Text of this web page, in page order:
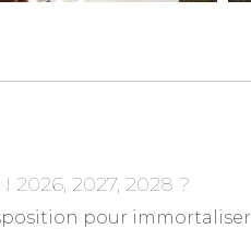
2026, 2027, 2028 ?
pour immortaliser